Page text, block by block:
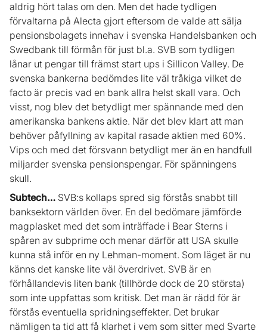
aldrig hört talas om den. Men det hade tydligen
förvaltarna på Alecta gjort eftersom de valde att sälja
pensionsbolagets innehav i svenska Handelsbanken och
Swedbank till förmån för just bl.a. SVB som tydligen
lånar ut pengar till främst start ups i Sillicon Valley. De
svenska bankerna bedömdes lite väl tråkiga vilket de
facto är precis vad en bank allra helst skall vara. Och
visst, nog blev det betydligt mer spännande med den
amerikanska bankens aktie. När det blev klart att man
behöver påfyllning av kapital rasade aktien med 60%.
Vips och med det försvann betydligt mer än en handfull
miljarder svenska pensionspengar. För spänningens
skull.
Subtech… SVB:s kollaps spred sig förstås snabbt till
banksektorn världen över. En del bedömare jämförde
magplasket med det som inträffade i Bear Sterns i
spåren av subprime och menar därför att USA skulle
kunna stå inför en ny Lehman-moment. Som läget är nu
känns det kanske lite väl överdrivet. SVB är en
förhållandevis liten bank (tillhörde dock de 20 största)
som inte uppfattas som kritisk. Det man är rädd för är
förstås eventuella spridningseffekter. Det brukar
nämligen ta tid att få klarhet i vem som sitter med Svarte